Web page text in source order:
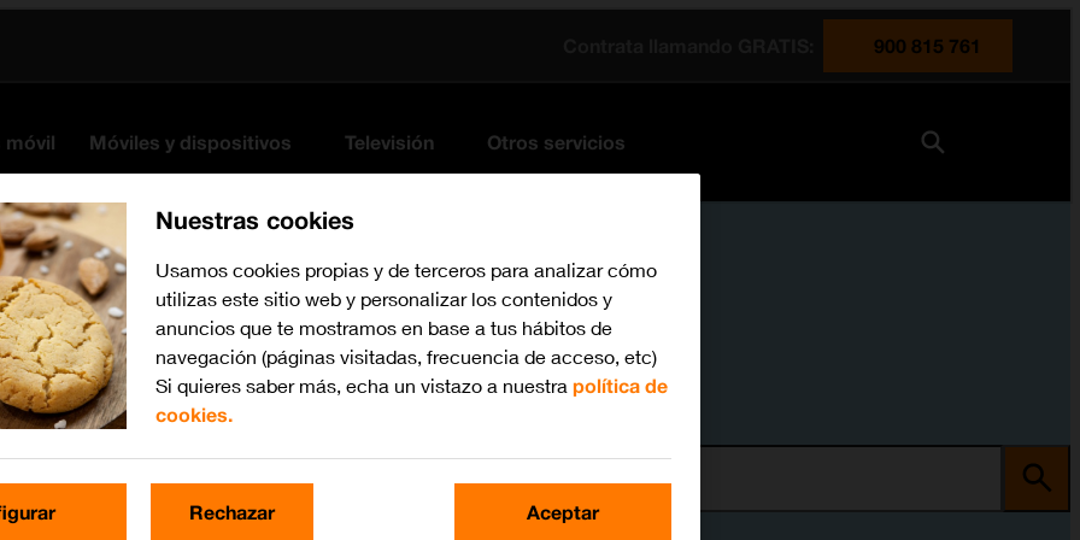
900 815 761
móvil Móviles y dispositivos Televisión Otros servicios
Nuestras cookies
Usamos cookies propias y de terceros para analizar cómo
utilizas este sitio web y personalizar los contenidos y
anuncios que te mostramos en base a tus hábitos de
navegación (páginas visitadas, frecuencia de acceso, etc)
Si quieres saber más, echa un vistazo a nuestra política de
cookies.
Rechazar Aceptar